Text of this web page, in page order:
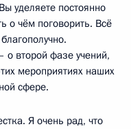
уделяете постоянно
о чём поговорить. Всё
о второй фазе учений,
мероприятиях наших
сфере.
Я очень рад, что